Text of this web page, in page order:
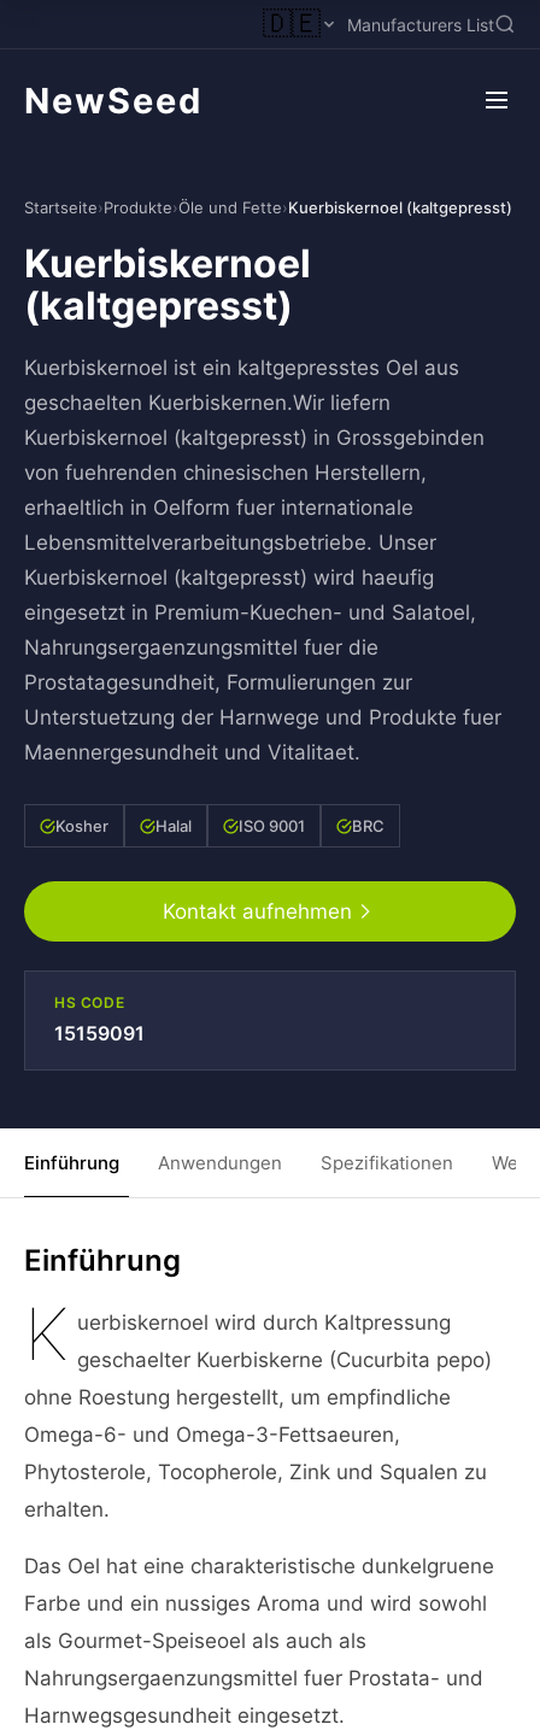
🇩🇪 Manufacturers List
NewSeed
Startseite›Produkte›Öle und Fette›Kuerbiskernoel (kaltgepresst)
Kuerbiskernoel
(kaltgepresst)
Kuerbiskernoel ist ein kaltgepresstes Oel aus
geschaelten Kuerbiskernen.Wir liefern
Kuerbiskernoel (kaltgepresst) in Grossgebinden
von fuehrenden chinesischen Herstellern,
erhaeltlich in Oelform fuer internationale
Lebensmittelverarbeitungsbetriebe. Unser
Kuerbiskernoel (kaltgepresst) wird haeufig
eingesetzt in Premium-Kuechen- und Salatoel,
Nahrungsergaenzungsmittel fuer die
Prostatagesundheit, Formulierungen zur
Unterstuetzung der Harnwege und Produkte fuer
Maennergesundheit und Vitalitaet.
Kosher Halal ISO 9001 BRC
Kontakt aufnehmen
HS CODE
15159091
Einführung Anwendungen Spezifikationen
Einführung
K uerbiskernoel wird durch Kaltpressung
geschaelter Kuerbiskerne (Cucurbita pepo)
ohne Roestung hergestellt, um empfindliche
Omega-6- und Omega-3-Fettsaeuren,
Phytosterole, Tocopherole, Zink und Squalen zu
erhalten.
Das Oel hat eine charakteristische dunkelgruene
Farbe und ein nussiges Aroma und wird sowohl
als Gourmet-Speiseoel als auch als
Nahrungsergaenzungsmittel fuer Prostata- und
Harnwegsgesundheit eingesetzt.